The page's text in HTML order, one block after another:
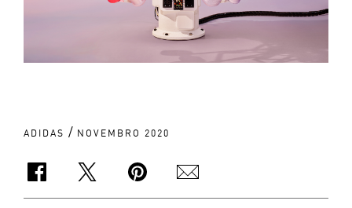
ADIDAS / NOVEMBRO 2020